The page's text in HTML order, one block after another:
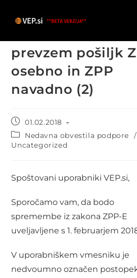
prevzem pošiljk
osebno in ZPP
navadno (2)
Post
published:
01.02.2018
Post
category:
Nedavna obvestila podpore
/
Uncategorized
Spoštovani uporabniki VEP.si,
Sporočamo vam, da bodo
spremembe iz zakona ZPP-E
uveljavljene s 1. februarjem
V uporabniškem vmesniku je
nedvoumno označen